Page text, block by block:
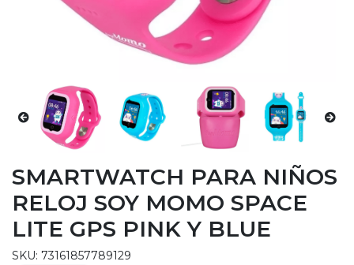
SMARTWATCH PARA NIÑOS
RELOJ SOY MOMO SPACE
LITE GPS PINK Y BLUE
SKU: 73161857789129